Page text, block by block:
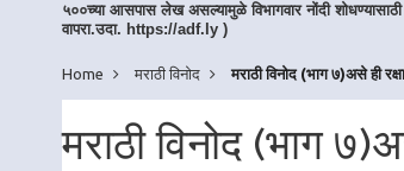
५००च्या आसपास लेख असल्यामुळे विभागवार नोंदी
वापरा.उदा. https://adf.ly )
Home मराठी विनोद मराठी विनोद (भाग ७)असे ही
मराठी विनोद (भाग